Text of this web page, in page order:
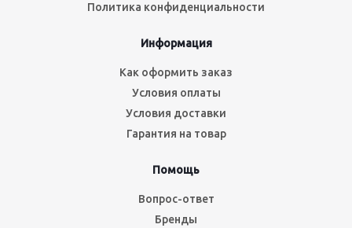
Политика конфиденциальности
Информация
Как оформить заказ
Условия оплаты
Условия доставки
Гарантия на товар
Помощь
Вопрос-ответ
Бренды